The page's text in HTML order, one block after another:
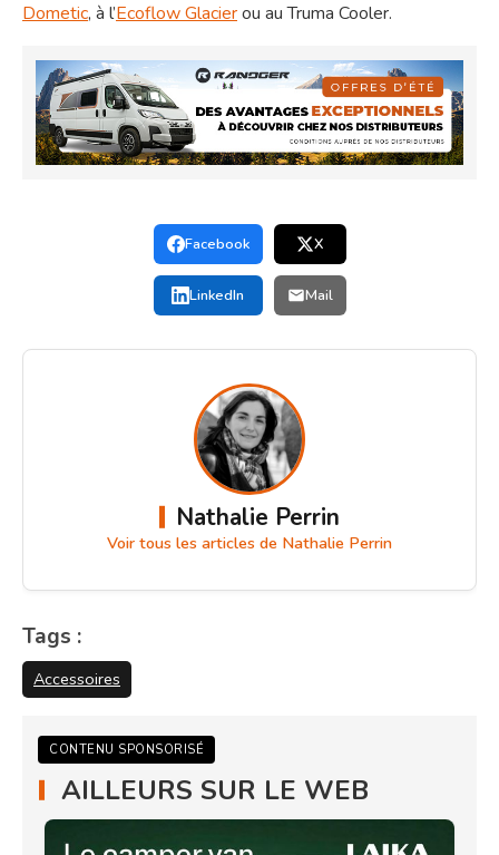
Dometic, à l’Ecoflow Glacierou au Truma Cooler.
Facebook X
LinkedIn Mail
Nathalie Perrin
Voir tous les articles de Nathalie Perrin
Tags :
Accessoires
CONTENU SPONSORISÉ
AILLEURS SUR LE WEB